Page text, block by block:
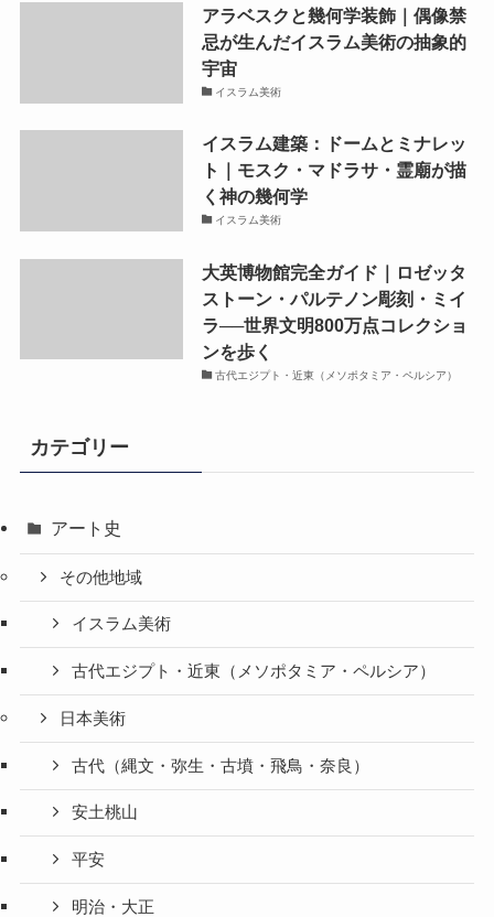
アラベスクと幾何学装飾｜偶像禁
忌が生んだイスラム美術の抽象的
宇宙
イスラム美術
イスラム建築：ドームとミナレッ
ト｜モスク・マドラサ・霊廟が描
く神の幾何学
イスラム美術
大英博物館完全ガイド｜ロゼッタ
ストーン・パルテノン彫刻・ミイ
ラ──世界文明800万点コレクショ
ンを歩く
古代エジプト・近東（メソポタミア・ペルシア）
カテゴリー
アート史
その他地域
イスラム美術
古代エジプト・近東（メソポタミア・ペルシア）
日本美術
古代（縄文・弥生・古墳・飛鳥・奈良）
安土桃山
平安
明治・大正